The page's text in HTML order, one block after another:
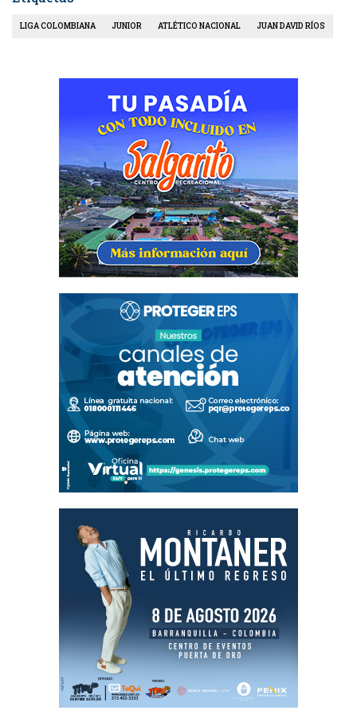
LIGA COLOMBIANA JUNIOR ATLÉTICO NACIONAL JUAN DAVID RÍOS